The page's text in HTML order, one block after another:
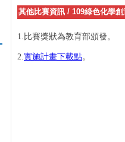
其他比賽資訊 / 109綠色化學
1.比賽獎狀為教育部頒發。
2.實施計畫下載點。